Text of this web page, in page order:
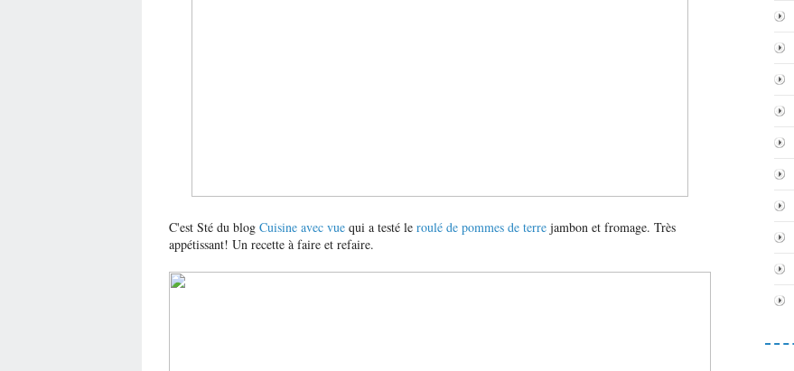
C'est Sté du blog Cuisine avec vue qui a testé le roulé de pommes de terre jambon et fromage. Très
appétissant! Un recette à faire et refaire.